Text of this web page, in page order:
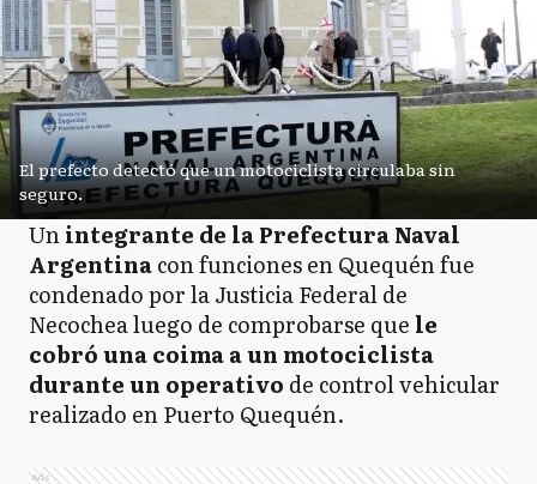
El prefecto detectó que un motociclista circulaba sin
seguro.
Unintegrante de la Prefectura Naval
Argentinacon funciones en Quequén fue
condenado por la Justicia Federal de
Necochea luego de comprobarse que le
cobró una coima a un motociclista
durante un operativo de control vehicular
realizado en Puerto Quequén.
Ads